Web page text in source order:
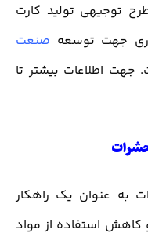
توجیهی تولید کارت
جهت توسعه صنعت
اطلاعات بیشتر تا
به عنوان یک راهکار
استفاده از مواد